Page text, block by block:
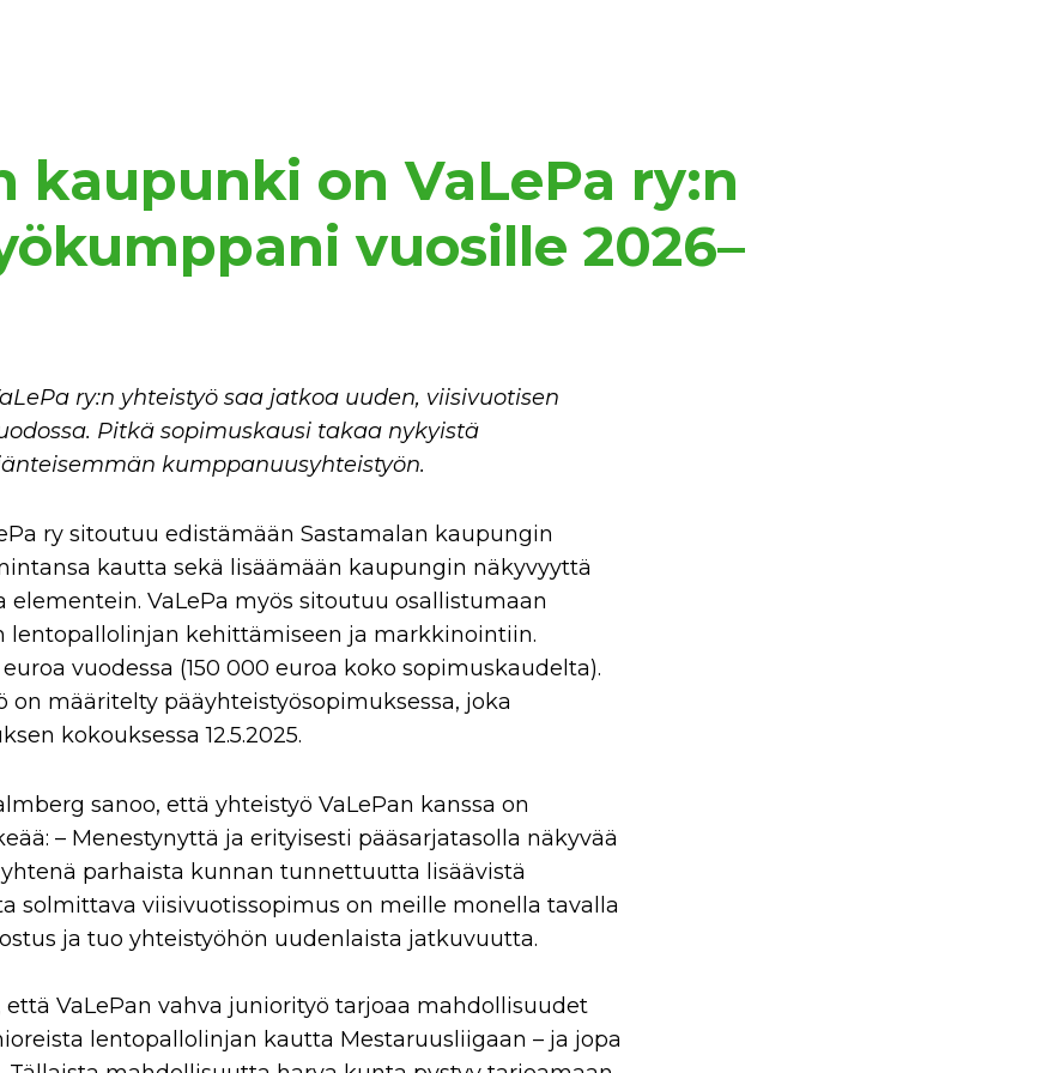
kaupunki on VaLePa ry:n
vuosille 2026–
ry:n yhteistyö saa jatkoa uuden, viisivuotisen
Pitkä sopimuskausi takaa nykyistä
kumppanuusyhteistyön.
ry sitoutuu edistämään Sastamalan kaupungin
kautta sekä lisäämään kaupungin näkyvyyttä
VaLePa myös sitoutuu osallistumaan
lentopallolinjan kehittämiseen ja markkinointiin.
vuodessa (150 000 euroa koko sopimuskaudelta).
määritelty pääyhteistyösopimuksessa, joka
kokouksessa 12.5.2025.
sanoo, että yhteistyö VaLePan kanssa on
– Menestynyttä ja erityisesti pääsarjatasolla näkyvää
parhaista kunnan tunnettuutta lisäävistä
solmittava viisivuotissopimus on meille monella tavalla
ja tuo yhteistyöhön uudenlaista jatkuvuutta.
VaLePan vahva juniorityö tarjoaa mahdollisuudet
lentopallolinjan kautta Mestaruusliigaan – ja jopa